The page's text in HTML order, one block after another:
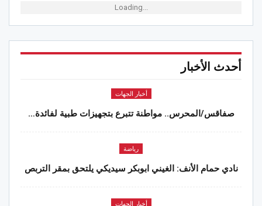
Loading...
أحدث الأخبار
أخبار الجهات
صفاقس/المحرس.. مواطنة تتبرع بتجهيزات طبية لفائدة…
رياضة
نادي حمام الأنف: الغيني ابوبكر سيديكي يلتحق بمقر التربص
أخبار الجهات